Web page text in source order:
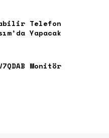
Telefon
Yapacak
Monitör